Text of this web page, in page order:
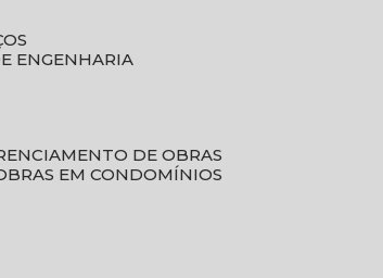
ENGENHARIA
DE OBRAS
EM CONDOMÍNIOS